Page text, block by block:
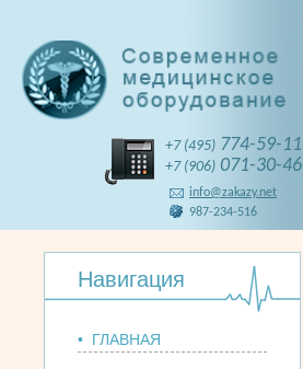
+7 (495) 774-59-11
+7 (906) 071-30-46
info@zakazy.net
987-234-516
Навигация
• ГЛАВНАЯ